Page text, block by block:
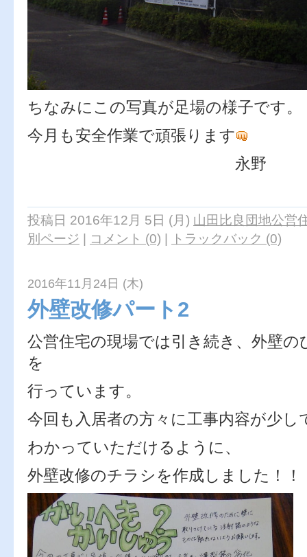
ちなみにこの写真が足場の様子です。
今月も安全作業で頑張ります
永野
投稿日 2016年12月 5日 (月) 山田比良団地公営
別ページ | コメント (0) | トラックバック (0)
2016年11月24日 (木)
外壁改修パート2
公営住宅の現場では引き続き、外壁
を
行っています。
今回も入居者の方々に工事内容が少し
わかっていただけるように、
外壁改修のチラシを作成しました！！